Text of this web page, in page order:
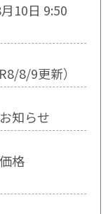
10日 9:50
8/9更新）
知らせ
格